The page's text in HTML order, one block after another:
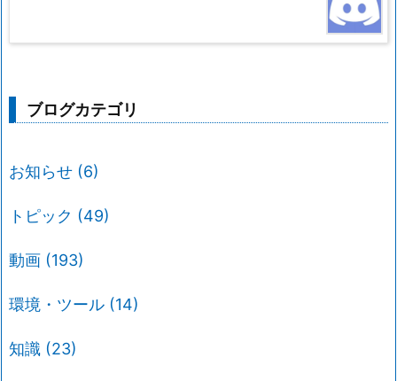
ブログカテゴリ
お知らせ (6)
トピック (49)
動画 (193)
環境・ツール (14)
知識 (23)